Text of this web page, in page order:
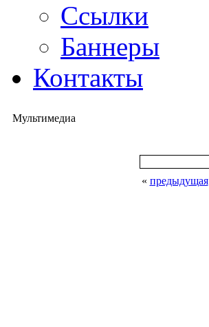
Ссылки
Баннеры
Контакты
Мультимедиа
« предыдущая